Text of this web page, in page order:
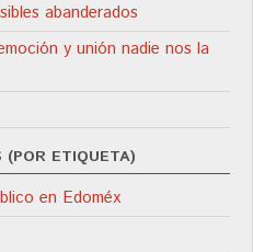
abanderados
y unión nadie nos la
(POR ETIQUETA)
en Edoméx